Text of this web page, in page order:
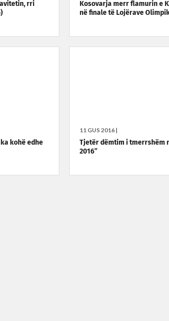
rri
Kosovarja merr flamurin e
në finale të Lojërave
kohë edhe
11 GUS 2016 |
Tjetër dëmtim i tmerrshëm
2016”